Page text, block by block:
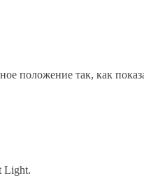
положение так, как
Light.